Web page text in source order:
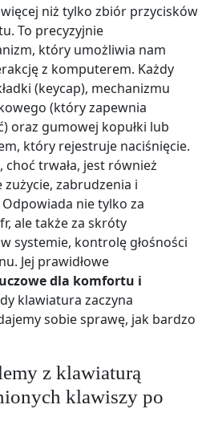
niż tylko zbiór przycisków
To precyzyjnie
który umożliwia nam
z komputerem. Każdy
(keycap), mechanizmu
(który zapewnia
oraz gumowej kopułki lub
który rejestruje naciśnięcie.
choć trwała, jest również
zabrudzenia i
nie tylko za
ale także za skróty
systemie, kontrolę głośności
Jej prawidłowe
dla komfortu i
klawiatura zaczyna
sobie sprawę, jak bardzo
z klawiaturą
klawiszy po